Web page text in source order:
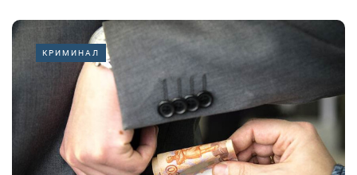
КРИМИНАЛ